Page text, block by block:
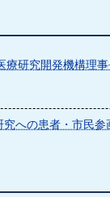
研究開発機構理事
究への患者・市民参